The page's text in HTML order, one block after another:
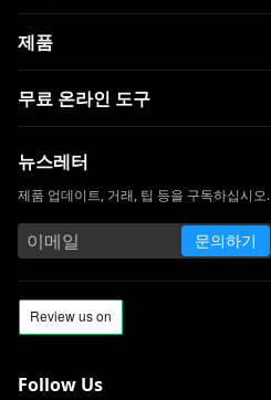
제품
무료 온라인 도구
뉴스레터
제품 업데이트, 거래, 팁 등을 구독하십시오.
문의하기
Follow Us